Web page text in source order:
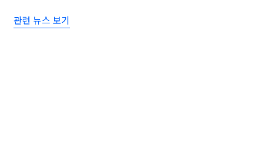
관련 뉴스 보기